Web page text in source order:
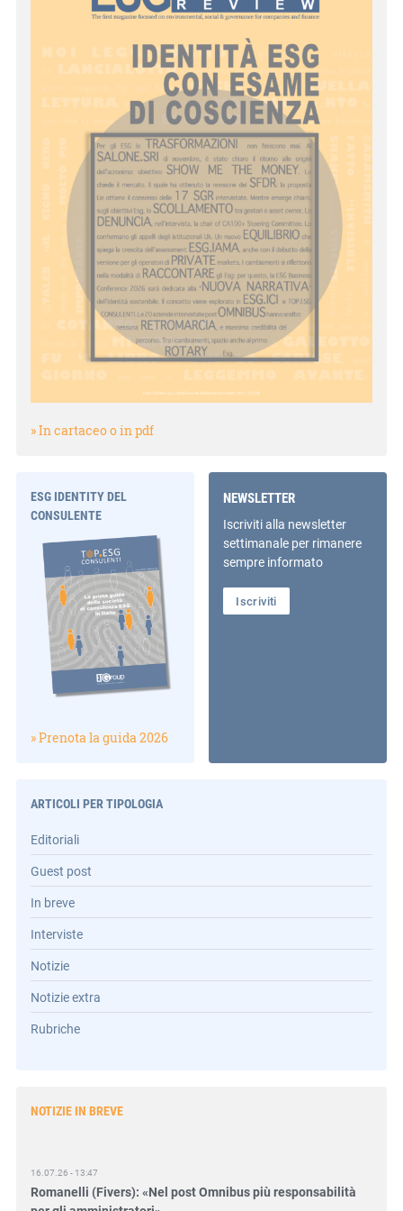
» In cartaceo o in pdf
ESG IDENTITY DEL
CONSULENTE
» Prenota la guida 2026
NEWSLETTER
Iscriviti alla newsletter
settimanale per rimanere
sempre informato
Iscriviti
ARTICOLI PER TIPOLOGIA
Editoriali
Guest post
In breve
Interviste
Notizie
Notizie extra
Rubriche
NOTIZIE IN BREVE
Romanelli (Fivers): «Nel post Omnibus più responsabilità
per gli amministratori»